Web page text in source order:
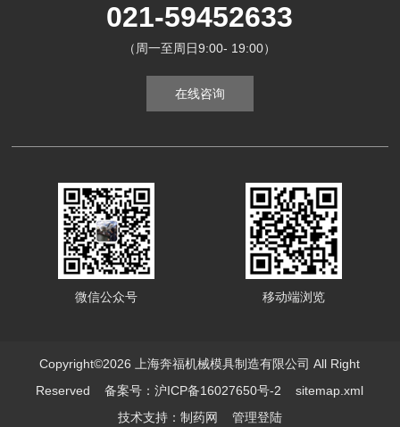
021-59452633
（周一至周日9:00- 19:00）
在线咨询
微信公众号 移动端浏览
Copyright©2026 上海奔福机械模具制造有限公司 All Right
Reserved备案号：沪ICP备16027650号-2
sitemap.xml
技术支持： 制药网 管理登陆